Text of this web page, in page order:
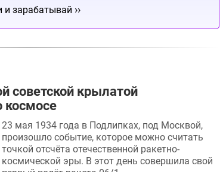
и зарабатывай ››
советской крылатой
23 мая 1934 года в Подлипках, под Москвой,
произошло событие, которое можно считать
точкой отсчёта отечественной ракетно-
космической эры. В этот день совершила свой